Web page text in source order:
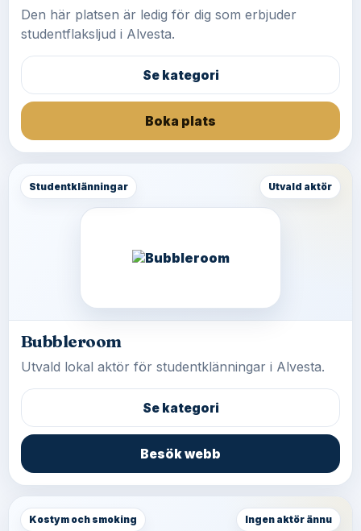
Den här platsen är ledig för dig som erbjuder
studentflaksljud i Alvesta.
Se kategori
Boka plats
Studentklänningar Utvald aktör
Bubbleroom
Utvald lokal aktör för studentklänningar i Alvesta.
Se kategori
Besök webb
Kostym och smoking Ingen aktör ännu